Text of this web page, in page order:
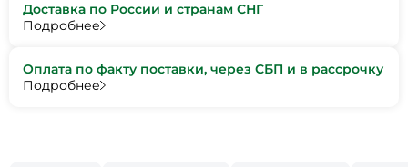
Доставка по России и странам СНГ
Подробнее
Оплата по факту поставки, через СБП и в рассрочку
Подробнее